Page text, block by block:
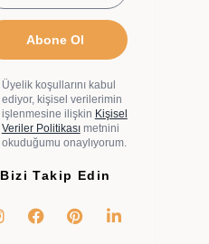
Abone Ol
Üyelik koşullarını kabul
ediyor, kişisel verilerimin
işlenmesine ilişkin Kişisel
Veriler Politikasımetnini
okuduğumu onaylıyorum.
Bizi Takip Edin